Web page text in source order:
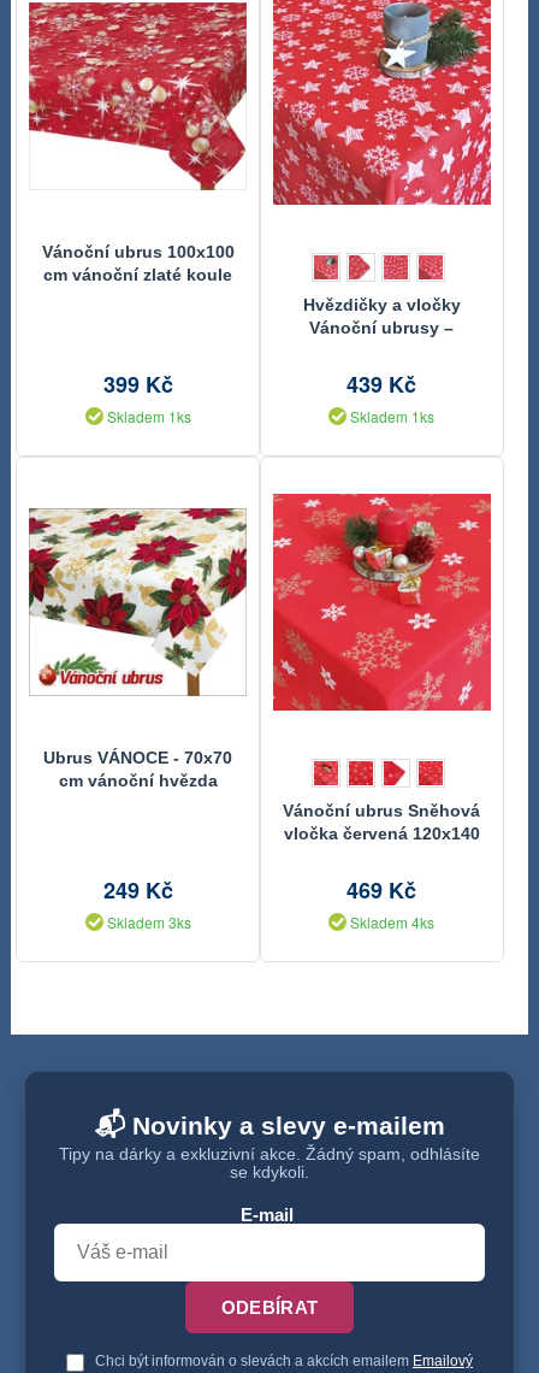
Vánoční ubrus 100x100
cm vánoční zlaté koule
399 Kč
Skladem 1ks
Hvězdičky a vločky
Vánoční ubrusy –
439 Kč
Skladem 1ks
Ubrus VÁNOCE - 70x70
cm vánoční hvězda
249 Kč
Skladem 3ks
Vánoční ubrus Sněhová
vločka červená 120x140
469 Kč
Skladem 4ks
📬 Novinky a slevy e-mailem
Tipy na dárky a exkluzivní akce. Žádný spam, odhlásíte
se kdykoli.
E-mail
ODEBÍRAT
Chci být informován o slevách a akcích emailem Emailový